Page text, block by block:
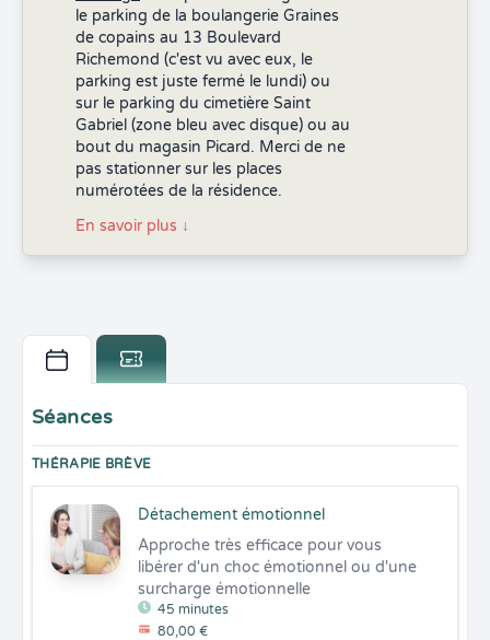
le parking de la boulangerie Graines
de copains au 13 Boulevard
Richemond (c'est vu avec eux, le
parking est juste fermé le lundi) ou
sur le parking du cimetière Saint
Gabriel (zone bleu avec disque) ou au
bout du magasin Picard. Merci de ne
pas stationner sur les places
numérotées de la résidence.
En savoir plus ↓
Séances
THÉRAPIE BRÈVE
Détachement émotionnel
45 minutes
80,00 €
Approche très efficace pour vous
libérer d'un choc émotionnel ou d'une
surcharge émotionnelle